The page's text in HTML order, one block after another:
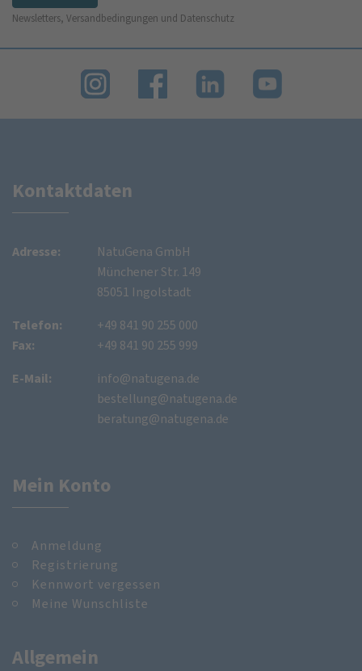
Newsletters, Versandbedingungen und Datenschutz
Kontaktdaten
Adresse:
NatuGena GmbH
Münchener Str. 149
85051 Ingolstadt
Telefon:
Fax:
+49 841 90 255 000
+49 841 90 255 999
E-Mail:
info@natugena.de
bestellung@natugena.de
beratung@natugena.de
Mein Konto
Anmeldung
Registrierung
Kennwort vergessen
Meine Wunschliste
Allgemein